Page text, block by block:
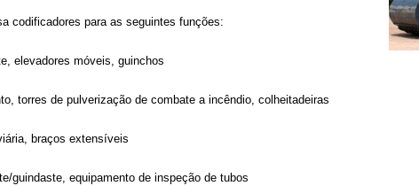
codificadores para as seguintes funções:
elevadores móveis, guinchos
torres de pulverização de combate a incêndio, colheitadeiras
braços extensíveis
guindaste, equipamento de inspeção de tubos